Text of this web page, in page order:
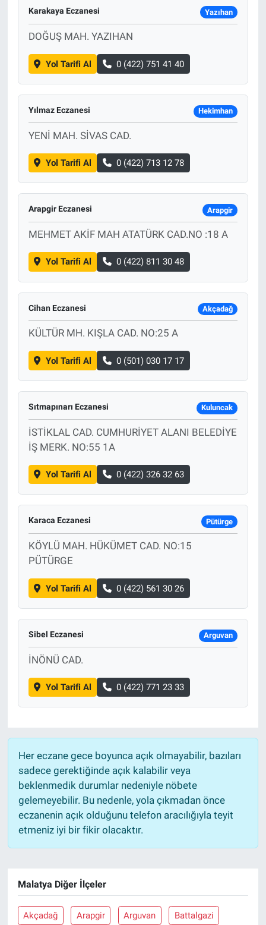
Karakaya Eczanesi Yazıhan
DOĞUŞ MAH. YAZIHAN
Yol Tarifi Al 0 (422) 751 41 40
Yılmaz Eczanesi Hekimhan
YENİ MAH. SİVAS CAD.
Yol Tarifi Al 0 (422) 713 12 78
Arapgir Eczanesi Arapgir
MEHMET AKİF MAH ATATÜRK CAD.NO :18 A
Yol Tarifi Al 0 (422) 811 30 48
Cihan Eczanesi Akçadağ
KÜLTÜR MH. KIŞLA CAD. NO:25 A
Yol Tarifi Al 0 (501) 030 17 17
Sıtmapınarı Eczanesi Kuluncak
İSTİKLAL CAD. CUMHURİYET ALANI BELEDİYE
İŞ MERK. NO:55 1A
Yol Tarifi Al 0 (422) 326 32 63
Karaca Eczanesi Pütürge
KÖYLÜ MAH. HÜKÜMET CAD. NO:15
PÜTÜRGE
Yol Tarifi Al 0 (422) 561 30 26
Sibel Eczanesi Arguvan
İNÖNÜ CAD.
Yol Tarifi Al 0 (422) 771 23 33
Her eczane gece boyunca açık olmayabilir, bazıları
sadece gerektiğinde açık kalabilir veya
beklenmedik durumlar nedeniyle nöbete
gelemeyebilir. Bu nedenle, yola çıkmadan önce
eczanenin açık olduğunu telefon aracılığıyla teyit
etmeniz iyi bir fikir olacaktır.
Malatya Diğer İlçeler
Akçadağ Arapgir Arguvan Battalgazi